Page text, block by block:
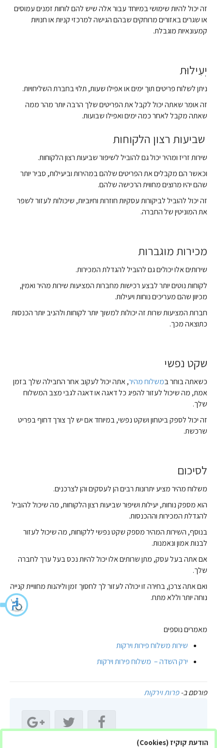
זה יכול להיות שימושי במיוחד עבור אלה שיש להם לוחות זמנים עמוסים
או שגרים באזורים מרוחקים שבהם הגישה למרכזי קניות או חנויות
קמעונאיות מוגבלת.
יְעִילוּת
ניתן לשלוח פריטים תוך ימים או אפילו שעות, תלוי בחברת השליחויות.
זה אומר שאתה יכול לקבל את הפריטים שלך הרבה יותר מהר ממה
שאתה מקבל לאחר כמה ימים ואפילו שבועות.
שביעות רצון הלקוחות
שירות זריז ומהיר יכול גם להוביל לשיפור שביעות רצון הלקוחות.
וכאשר הם מקבלים את הפריטים שלהם במהירות וביעילות, סביר יותר
שהם יהיו מרוצים מחווית הרכישה שלהם.
זה יכול להוביל לביקורות עסקיות חוזרות וחיוביות, שיכולות לעזור לשפר
את המוניטין של החברה.
מכירות מוגברות
שירותים אלו יכולים גם להוביל להגדלת המכירות.
לקוחות נוטים יותר לבצע רכישות מחברות המציעות שירות מהיר ואמין,
מכיוון שהם מעריכים נוחות ויעילות.
חברות המציעות שרות זה יכולות למשוך יותר לקוחות ולהניב יותר הכנסות
כתוצאה מכך.
שקט נפשי
כשאתה בוחר במשלוח מהיר, אתה יכול לעקוב אחר החבילה שלך בזמן
אמת, מה שיכול לעזור להפיג כל דאגה או דאגה לגבי מצב המשלוח
שלך.
זה יכול לספק ביטחון ושקט נפשי, במיוחד אם יש לך צורך דחוף בפריט
שרכשת.
לסיכום
משלוח מהיר מציע יתרונות רבים הן לעסקים והן לצרכנים.
הוא מספק נוחות, יעילות ושיפור שביעות רצון הלקוחות, מה שיכול להוביל
להגדלת המכירות וההכנסות.
בנוסף, השירות המהיר מספק שקט נפשי ללקוחות, מה שיכול לעזור
לבנות אמון ונאמנות.
אם אתה בעל עסק, מתן שרותים אלו יכול להיות נכס בעל ערך לחברה
שלך.
ואם אתה צרכן, בחירה זו יכולה לעזור לך לחסוך זמן וליהנות מחוויית קנייה
נוחה יותר וללא מתח.
מאמרים נוספים
שירות משלוח פירות וירקות
ירק השדה – משלוח פירות וירקות
פורסם ב-פרות וירקות
הודעת קוקיז (Cookies)